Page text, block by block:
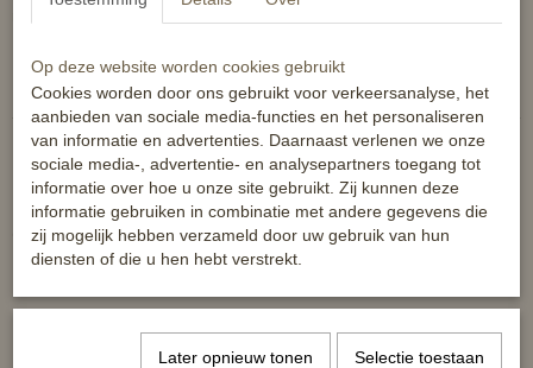
Reacties
Ook interessant
Op deze website worden cookies gebruikt
Cookies worden door ons gebruikt voor verkeersanalyse, het
aanbieden van sociale media-functies en het personaliseren
van informatie en advertenties. Daarnaast verlenen we onze
sociale media-, advertentie- en analysepartners toegang tot
informatie over hoe u onze site gebruikt. Zij kunnen deze
informatie gebruiken in combinatie met andere gegevens die
zij mogelijk hebben verzameld door uw gebruik van hun
diensten of die u hen hebt verstrekt.
Later opnieuw tonen Selectie toestaan